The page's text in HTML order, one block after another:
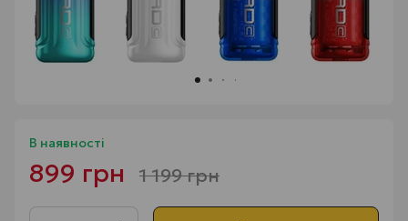
В наявності
899 грн 1 199 грн